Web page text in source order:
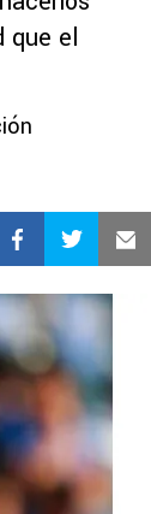
que el